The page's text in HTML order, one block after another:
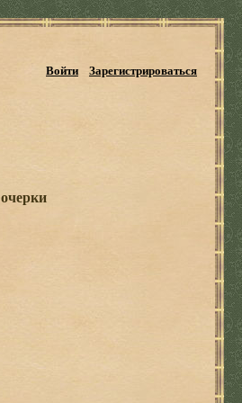
Войти Зарегистрироваться